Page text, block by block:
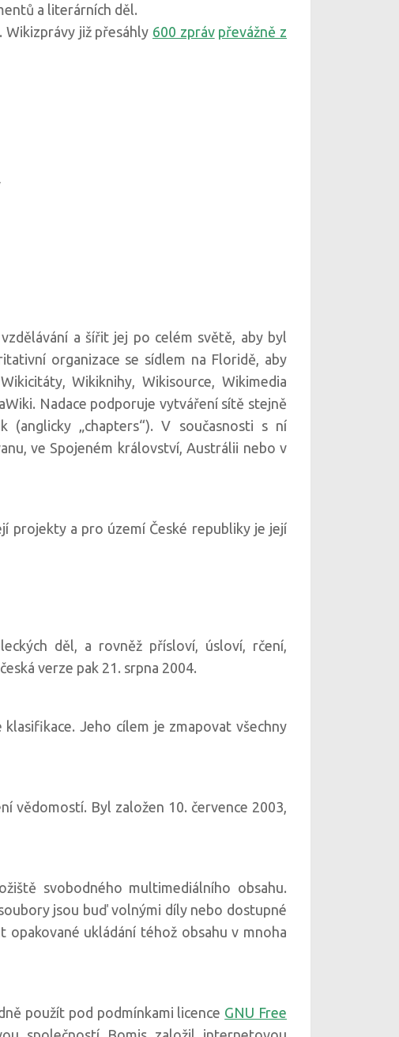
a literárních děl.
Wikizprávy již přesáhly 600 zpráv převážně z
a šířit jej po celém světě, aby byl
organizace se sídlem na Floridě, aby
Wikiknihy, Wikisource, Wikimedia
Nadace podporuje vytváření sítě stejně
(anglicky „chapters“). V současnosti s ní
ve Spojeném království, Austrálii nebo v
projekty a pro území České republiky je její
děl, a rovněž přísloví, úsloví, rčení,
verze pak 21. srpna 2004.
Jeho cílem je zmapovat všechny
vědomostí. Byl založen 10. července 2003,
svobodného multimediálního obsahu.
jsou buď volnými díly nebo dostupné
ukládání téhož obsahu v mnoha
použít pod podmínkami licence GNU Free